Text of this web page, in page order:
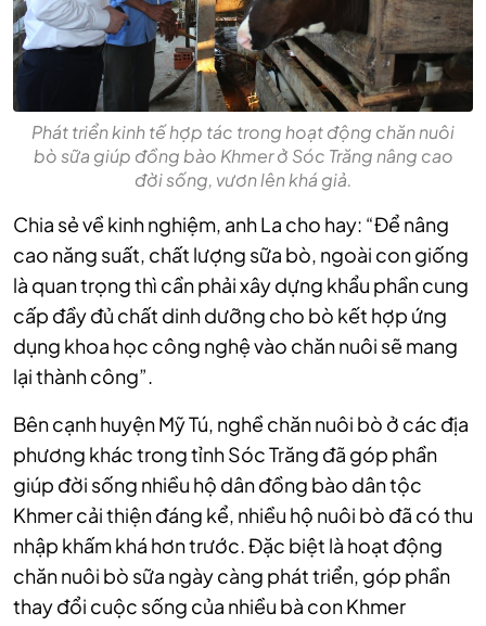
Phát triển kinh tế hợp tác trong hoạt động chăn nuôi
bò sữa giúp đồng bào Khmer ở Sóc Trăng nâng cao
đời sống, vươn lên khá giả.
Chia sẻ về kinh nghiệm, anh La cho hay: “Để nâng
cao năng suất, chất lượng sữa bò, ngoài con giống
là quan trọng thì cần phải xây dựng khẩu phần cung
cấp đầy đủ chất dinh dưỡng cho bò kết hợp ứng
dụng khoa học công nghệ vào chăn nuôi sẽ mang
lại thành công”.
Bên cạnh huyện Mỹ Tú, nghề chăn nuôi bò ở các địa
phương khác trong tỉnh Sóc Trăng đã góp phần
giúp đời sống nhiều hộ dân đồng bào dân tộc
Khmer cải thiện đáng kể, nhiều hộ nuôi bò đã có thu
nhập khấm khá hơn trước. Đặc biệt là hoạt động
chăn nuôi bò sữa ngày càng phát triển, góp phần
thay đổi cuộc sống của nhiều bà con Khmer